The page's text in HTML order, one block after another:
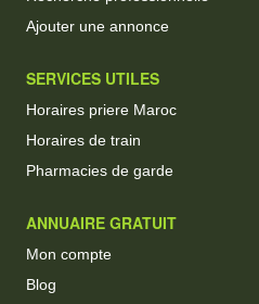
Ajouter une annonce
SERVICES UTILES
Horaires priere Maroc
Horaires de train
Pharmacies de garde
ANNUAIRE GRATUIT
Mon compte
Blog